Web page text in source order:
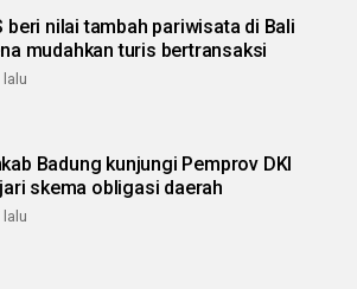
beri nilai tambah pariwisata di Bali
mudahkan turis bertransaksi
lalu
Badung kunjungi Pemprov DKI
skema obligasi daerah
lalu